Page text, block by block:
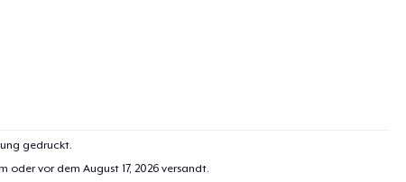
gedruckt.
oder vor dem August 17, 2026versandt.
1
hinzugefügt